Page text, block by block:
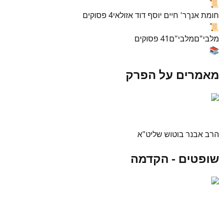
📜
חומת אנךר' חיים יוסף דוד אזולאי4 פסוקים
📜
מלבי"םמלבי"ם41 פסוקים
📚
מאמרים על הפרק
הרב אבנר בוטוש שליט"א
שופטים - הקדמה